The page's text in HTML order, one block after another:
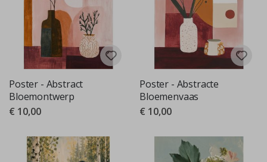
Poster - Abstract
Bloemontwerp
€ 10,00
Poster - Abstracte
Bloemenvaas
€ 10,00